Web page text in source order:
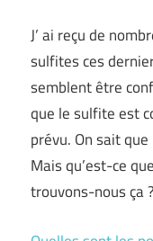
J’ ai reçu de
sulfites ces
semblent être
que le sulfite est
prévu. On sait
Mais qu’est-ce
trouvons-nous ça